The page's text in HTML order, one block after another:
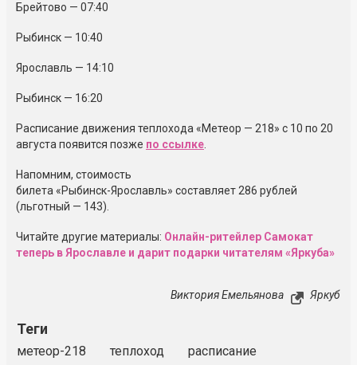
Брейтово — 07:40
Рыбинск — 10:40
Ярославль — 14:10
Рыбинск — 16:20
Расписание движения теплохода «Метеор — 218» с 10 по 20
августа появится позже по ссылке.
Напомним, стоимость
билета«Рыбинск-Ярославль» составляет 286 рублей
(льготный — 143).
Читайте другие материалы: Онлайн-ритейлер Самокат
теперь в Ярославле и дарит подарки читателям «Яркуба»
Виктория Емельянова Яркуб
Теги
метеор-218 теплоход расписание